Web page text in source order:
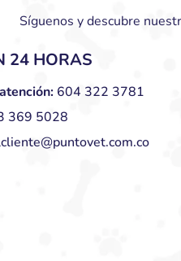
Síguenos y descubre
24 HORAS
604 322 3781
369 5028